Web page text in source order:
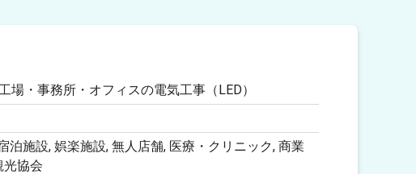
場・事務所・オフィスの電気工事（LED）
泊施設, 娯楽施設, 無人店舗, 医療・クリニック, 商業
光協会